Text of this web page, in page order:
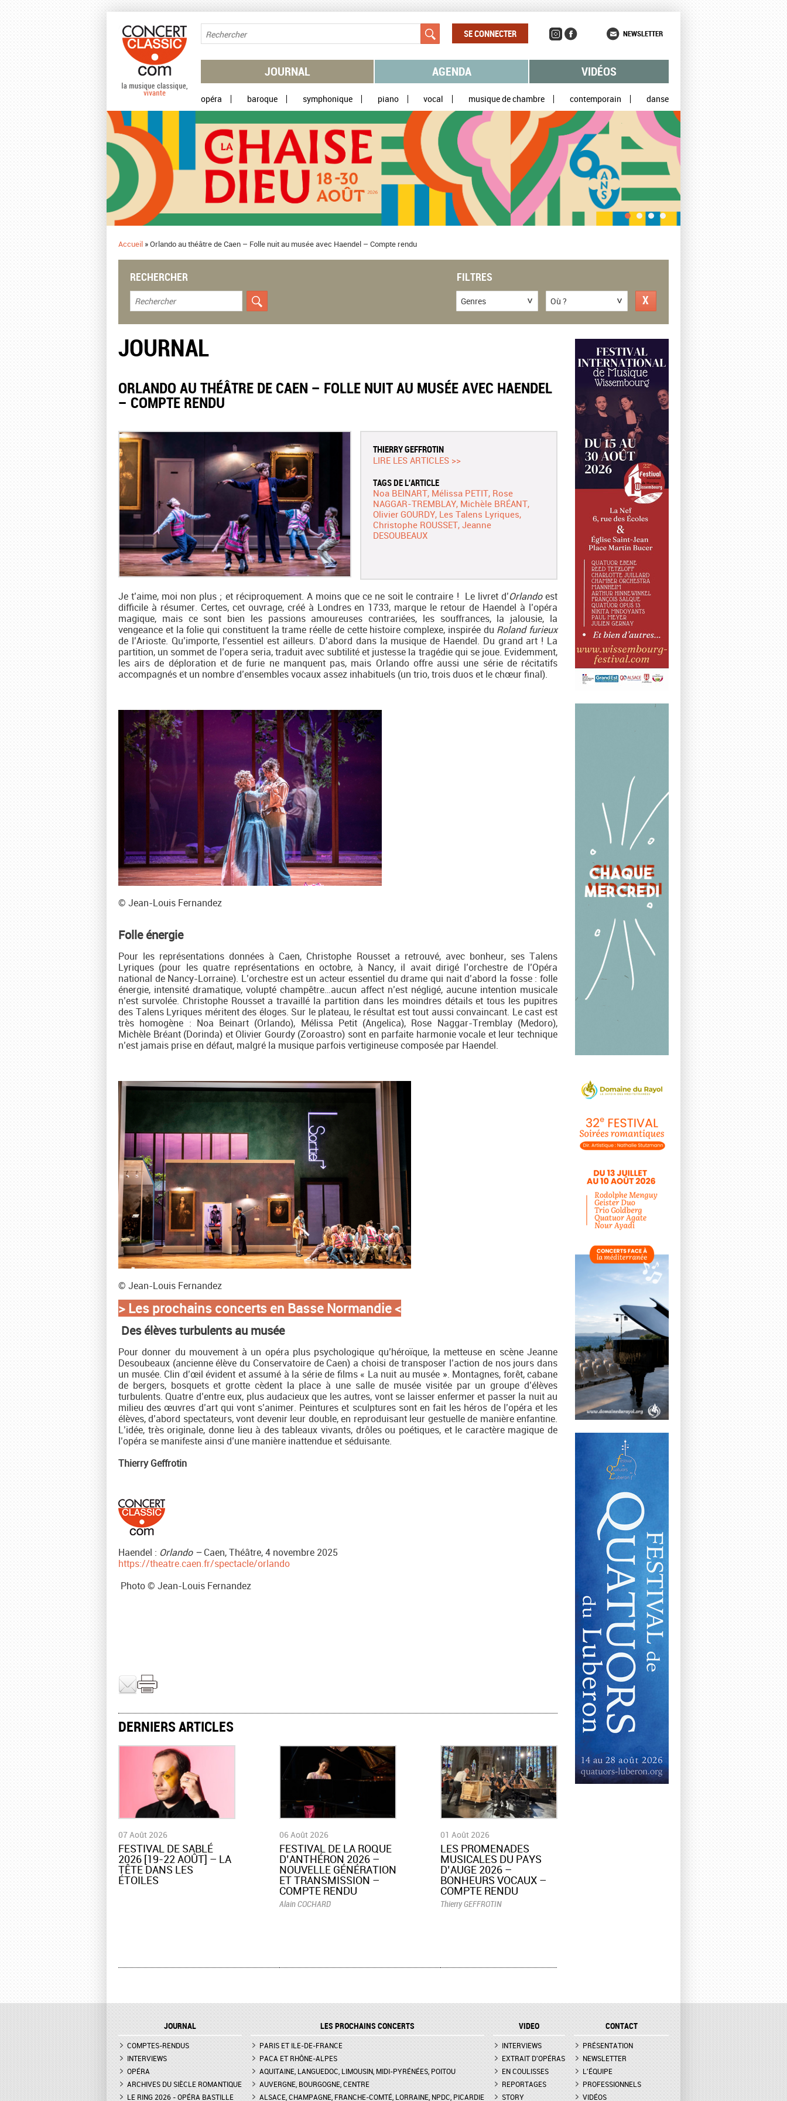
SE CONNECTER NEWSLETTER
JOURNAL AGENDA VIDÉOS
opéra baroque symphonique piano vocal musique de chambre contemporain danse
Accueil »Orlando au théâtre de Caen – Folle nuit au musée avec Haendel – Compte rendu
RECHERCHER FILTRES
Genres Où ?
JOURNAL
ORLANDO AU THÉÂTRE DE CAEN – FOLLE NUIT AU MUSÉE AVEC HAENDEL
– COMPTE RENDU
THIERRY GEFFROTIN
LIRE LES ARTICLES >>
TAGS DE L'ARTICLE
Noa BEINART Mélissa PETIT Rose
NAGGAR-TREMBLAY Michèle BRÉANT
Olivier GOURDY Les Talens Lyriques
Christophe ROUSSET Jeanne
DESOUBEAUX
Je t’aime, moi non plus ; et réciproquement. A moins que ce ne soit le contraire ! Le livret d’Orlandoest
difficile à résumer. Certes, cet ouvrage, créé à Londres en 1733, marque le retour de Haendel à l’opéra
magique, mais ce sont bien les passions amoureuses contrariées, les souffrances, la jalousie, la
vengeance et la folie qui constituent la trame réelle de cette histoire complexe, inspirée du Roland furieux
de l’Arioste. Qu’importe, l’essentiel est ailleurs. D’abord dans la musique de Haendel. Du grand art ! La
partition, un sommet de l’opera seria, traduit avec subtilité et justesse la tragédie qui se joue. Evidemment,
les airs de déploration et de furie ne manquent pas, mais Orlando offre aussi une série de récitatifs
accompagnés et un nombre d’ensembles vocaux assez inhabituels (un trio, trois duos et le chœur final).
© Jean-Louis Fernandez
Folle énergie
Pour les représentations données à Caen, Christophe Rousset a retrouvé, avec bonheur, ses Talens
Lyriques (pour les quatre représentations en octobre, à Nancy, il avait dirigé l’orchestre de l’Opéra
national de Nancy-Lorraine). L’orchestre est un acteur essentiel du drame qui nait d’abord la fosse : folle
énergie, intensité dramatique, volupté champêtre…aucun affect n’est négligé, aucune intention musicale
n’est survolée. Christophe Rousset a travaillé la partition dans les moindres détails et tous les pupitres
des Talens Lyriques méritent des éloges. Sur le plateau, le résultat est tout aussi convaincant. Le cast est
très homogène : Noa Beinart (Orlando), Mélissa Petit (Angelica), Rose Naggar-Tremblay (Medoro),
Michèle Bréant (Dorinda) et Olivier Gourdy (Zoroastro) sont en parfaite harmonie vocale et leur technique
n’est jamais prise en défaut, malgré la musique parfois vertigineuse composée par Haendel.
© Jean-Louis Fernandez
> Les prochains concerts en Basse Normandie<
Des élèves turbulents au musée
Pour donner du mouvement à un opéra plus psychologique qu’héroïque, la metteuse en scène Jeanne
Desoubeaux (ancienne élève du Conservatoire de Caen) a choisi de transposer l’action de nos jours dans
un musée. Clin d’œil évident et assumé à la série de films « La nuit au musée ». Montagnes, forêt, cabane
de bergers, bosquets et grotte cèdent la place à une salle de musée visitée par un groupe d’élèves
turbulents. Quatre d’entre eux, plus audacieux que les autres, vont se laisser enfermer et passer la nuit au
milieu des œuvres d’art qui vont s’animer. Peintures et sculptures sont en fait les héros de l’opéra et les
élèves, d’abord spectateurs, vont devenir leur double, en reproduisant leur gestuelle de manière enfantine.
L’idée, très originale, donne lieu à des tableaux vivants, drôles ou poétiques, et le caractère magique de
l’opéra se manifeste ainsi d’une manière inattendue et séduisante.
Thierry Geffrotin
Haendel : Orlando –Caen, Théâtre, 4 novembre 2025
https://theatre.caen.fr/spectacle/orlando
Photo © Jean-Louis Fernandez
DERNIERS ARTICLES
07 Août 2026
​FESTIVAL DE SABLÉ
2026 [19-22 AOÛT] – LA
TÊTE DANS LES
ÉTOILES
06 Août 2026
​FESTIVAL DE LA ROQUE
D’ANTHÉRON 2026 –
NOUVELLE GÉNÉRATION
ET TRANSMISSION –
COMPTE RENDU
Alain COCHARD
01 Août 2026
LES PROMENADES
MUSICALES DU PAYS
D’AUGE 2026 –
BONHEURS VOCAUX –
COMPTE RENDU
Thierry GEFFROTIN
JOURNAL
COMPTES-RENDUS
INTERVIEWS
OPÉRA
ARCHIVES DU SIÈCLE ROMANTIQUE
LE RING 2026 - OPÉRA BASTILLE
LES PROCHAINS CONCERTS
PARIS ET ILE-DE-FRANCE
PACA ET RHÔNE-ALPES
AQUITAINE, LANGUEDOC, LIMOUSIN, MIDI-PYRÉNÉES, POITOU
AUVERGNE, BOURGOGNE, CENTRE
ALSACE, CHAMPAGNE, FRANCHE-COMTÉ, LORRAINE, NPDC, PICARDIE
VIDEO
INTERVIEWS
EXTRAIT D'OPÉRAS
EN COULISSES
REPORTAGES
STORY
CONTACT
PRÉSENTATION
NEWSLETTER
L'ÉQUIPE
PROFESSIONNELS
VIDÉOS